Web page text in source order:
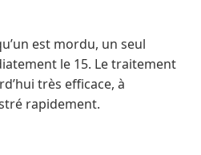
est mordu, un seul
le 15. Le traitement
très efficace, à
rapidement.